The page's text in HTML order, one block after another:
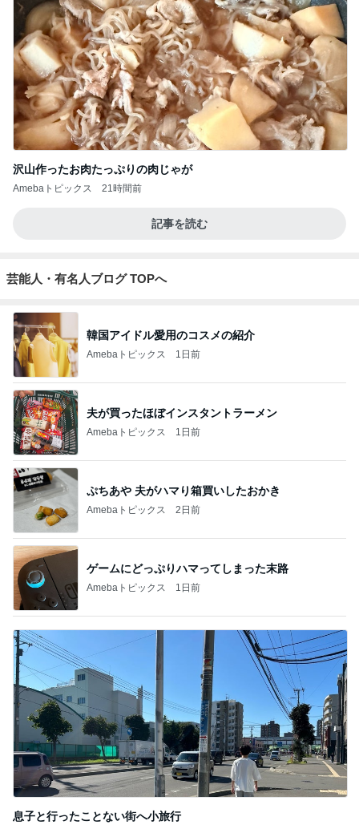
沢山作ったお肉たっぷりの肉じゃが
Amebaトピックス 21時間前
記事を読む
芸能人・有名人ブログ TOPへ
韓国アイドル愛用のコスメの紹介
Amebaトピックス 1日前
夫が買ったほぼインスタントラーメン
Amebaトピックス 1日前
ぷちあや 夫がハマり箱買いしたおかき
Amebaトピックス 2日前
ゲームにどっぷりハマってしまった末路
Amebaトピックス 1日前
息子と行ったことない街へ小旅行